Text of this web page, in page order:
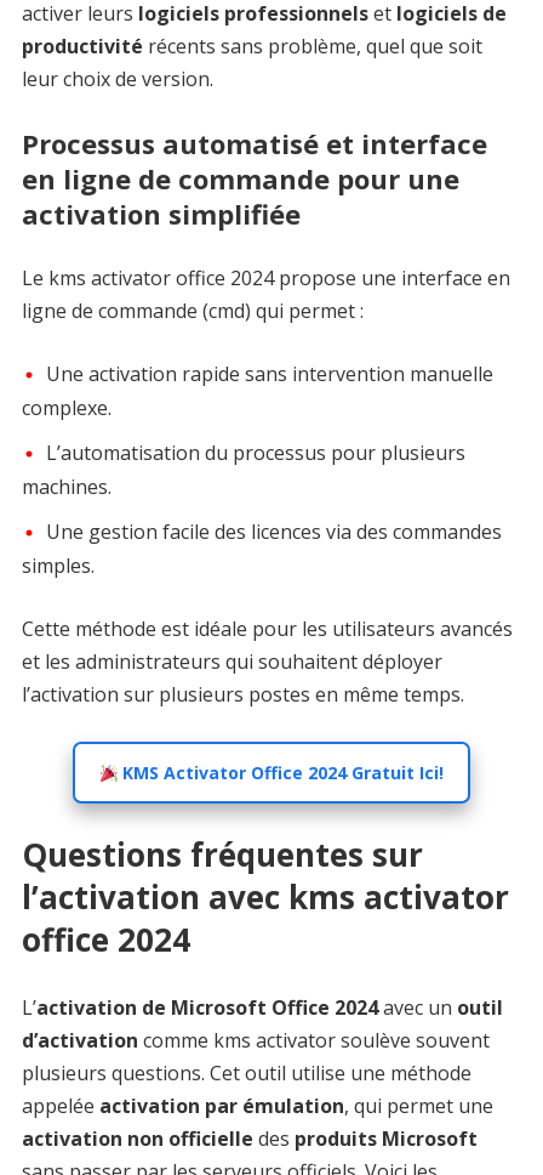
activer leurs logiciels professionnelset logiciels de
productivité récents sans problème, quel que soit
leur choix de version.
Processus automatisé et interface
en ligne de commande pour une
activation simplifiée
Le kms activator office 2024 propose une interface en
ligne de commande (cmd) qui permet :
Une activation rapide sans intervention manuelle
complexe.
L’automatisation du processus pour plusieurs
machines.
Une gestion facile des licences via des commandes
simples.
Cette méthode est idéale pour les utilisateurs avancés
et les administrateurs qui souhaitent déployer
l’activation sur plusieurs postes en même temps.
KMS Activator Office 2024 Gratuit Ici!
Questions fréquentes sur
l’activation avec kms activator
office 2024
L’activation de Microsoft Office 2024avec un outil
d’activation comme kms activator soulève souvent
plusieurs questions. Cet outil utilise une méthode
appelée activation par émulation, qui permet une
activation non officielle des produits Microsoft